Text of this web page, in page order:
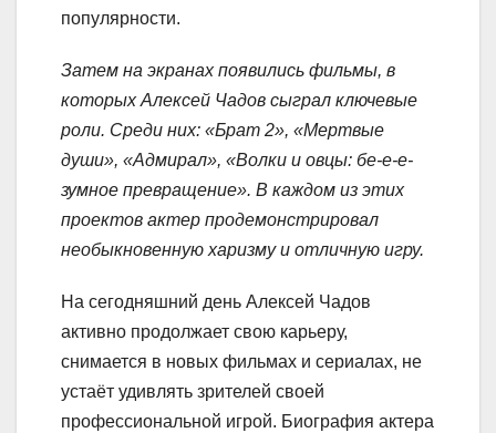
популярности.
Затем на экранах появились фильмы, в
которых Алексей Чадов сыграл ключевые
роли. Среди них: «Брат 2», «Мертвые
души», «Адмирал», «Волки и овцы: бе-е-е-
зумное превращение». В каждом из этих
проектов актер продемонстрировал
необыкновенную харизму и отличную игру.
На сегодняшний день Алексей Чадов
активно продолжает свою карьеру,
снимается в новых фильмах и сериалах, не
устаёт удивлять зрителей своей
профессиональной игрой. Биография актера